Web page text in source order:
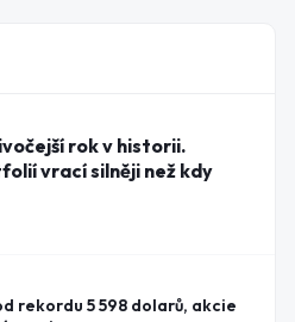
rok v historii.
vrací silněji než kdy
rekordu 5 598 dolarů, akcie